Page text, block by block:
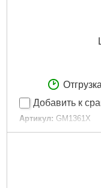
Добавить к
Артикул: GM1361X
Код товара: 22.64.86